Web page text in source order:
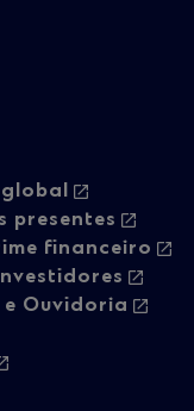
presentes
financeiro
Ouvidoria